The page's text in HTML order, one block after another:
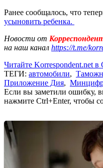
Ранее сообщалось, что
усыновить ребенка.
Новости от
на наш канал https://t.me/
Читайте Korrespondent.net в
ТЕГИ: автомобили,
Приложение Дия,
Если вы заметили ошибку,
нажмите Ctrl+Enter, чтобы